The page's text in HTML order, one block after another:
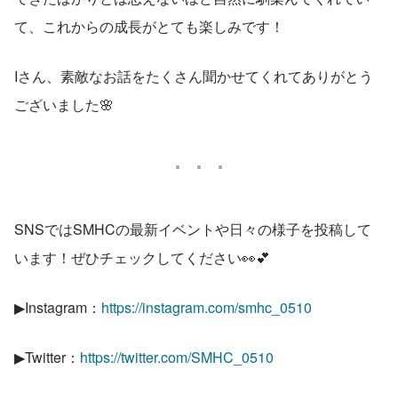
て、これからの成長がとても楽しみです！
Iさん、素敵なお話をたくさん聞かせてくれてありがとう
ございました🌸
SNSではSMHCの最新イベントや日々の様子を投稿して
います！ぜひチェックしてください👀💕
▶Instagram： https://instagram.com/smhc_0510
▶Twitter： https://twitter.com/SMHC_0510